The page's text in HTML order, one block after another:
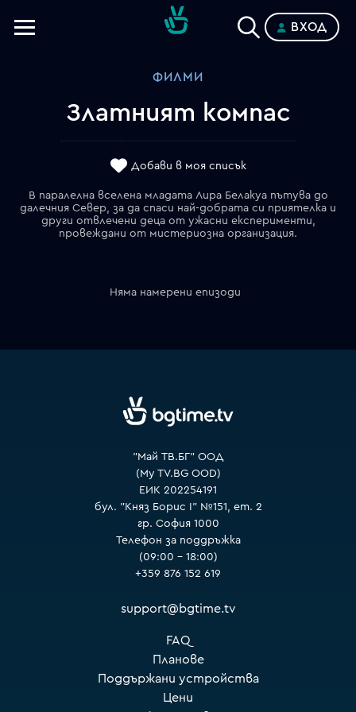
ВХОД
ФИЛМИ
Златният компас
Добави в моя списък
В паралелна вселена младата Лира Белакуа пътува до
далечния Север, за да спаси най-добрата си приятелка и
други отвлечени деца от ужасни експерименти,
провеждани от мистериозна организация.
Няма намерени епизоди
"Май ТВ.БГ" ООД
(My TV.BG OOD)
ЕИК 202254191
бул. "Княз Борис I" №151, ет. 2
гр. София 1000
Телефон за поддръжка
(09:00 – 18:00)
+359 876 152 619
support@bgtime.tv
FAQ
Планове
Поддържани устройства
Цени